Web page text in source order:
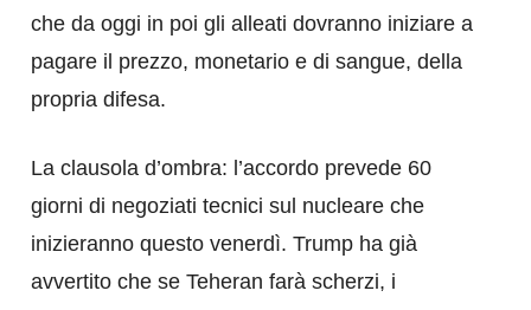
che da oggi in poi gli alleati dovranno iniziare a
pagare il prezzo, monetario e di sangue, della
propria difesa.
​La clausola d’ombra: l’accordo prevede 60
giorni di negoziati tecnici sul nucleare che
inizieranno questo venerdì. Trump ha già
avvertito che se Teheran farà scherzi, i